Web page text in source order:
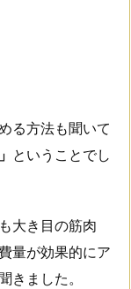
る方法も聞いて
ということでし
大き目の筋肉
量が効果的にア
きました。